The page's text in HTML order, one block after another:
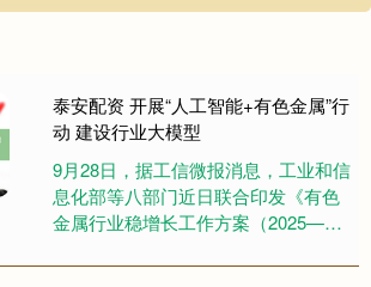
泰安配资 开展“人工智能+有色金属”行
动 建设行业大模型
9月28日，据工信微报消息，工业和信
息化部等八部门近日联合印发《有色
金属行业稳增长工作方案（2025—
《方案》提出，2025....